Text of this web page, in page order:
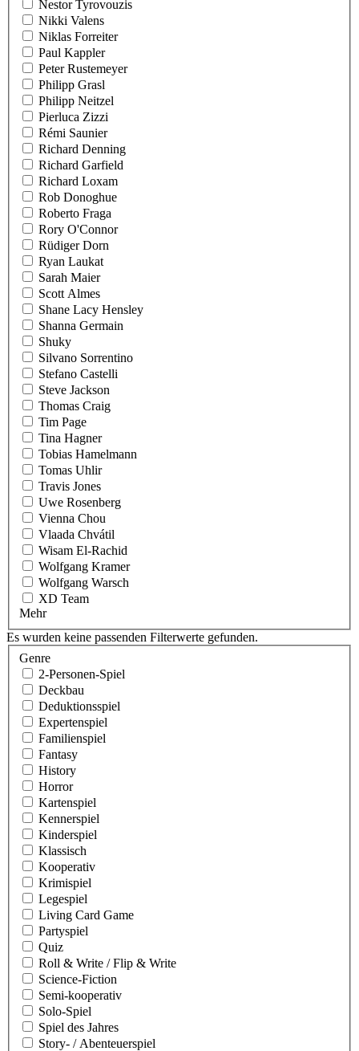
Nestor Tyrovouzis
Nikki Valens
Niklas Forreiter
Paul Kappler
Peter Rustemeyer
Philipp Grasl
Philipp Neitzel
Pierluca Zizzi
Rémi Saunier
Richard Denning
Richard Garfield
Richard Loxam
Rob Donoghue
Roberto Fraga
Rory O'Connor
Rüdiger Dorn
Ryan Laukat
Sarah Maier
Scott Almes
Shane Lacy Hensley
Shanna Germain
Shuky
Silvano Sorrentino
Stefano Castelli
Steve Jackson
Thomas Craig
Tim Page
Tina Hagner
Tobias Hamelmann
Tomas Uhlir
Travis Jones
Uwe Rosenberg
Vienna Chou
Vlaada Chvátil
Wisam El-Rachid
Wolfgang Kramer
Wolfgang Warsch
XD Team
Mehr
Es wurden keine passenden Filterwerte gefunden.
Genre
2-Personen-Spiel
Deckbau
Deduktionsspiel
Expertenspiel
Familienspiel
Fantasy
History
Horror
Kartenspiel
Kennerspiel
Kinderspiel
Klassisch
Kooperativ
Krimispiel
Legespiel
Living Card Game
Partyspiel
Quiz
Roll & Write / Flip & Write
Science-Fiction
Semi-kooperativ
Solo-Spiel
Spiel des Jahres
Story- / Abenteuerspiel